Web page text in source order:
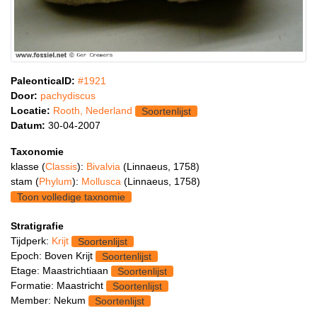
PaleonticaID: #1921
Door: pachydiscus
Locatie: Rooth, Nederland
Soortenlijst
Datum: 30-04-2007
Taxonomie
klasse (Classis): Bivalvia (Linnaeus, 1758)
stam (Phylum): Mollusca (Linnaeus, 1758)
Toon volledige taxnomie
Stratigrafie
Tijdperk: Krijt
Soortenlijst
Epoch: Boven Krijt
Soortenlijst
Etage: Maastrichtiaan
Soortenlijst
Formatie: Maastricht
Soortenlijst
Member: Nekum
Soortenlijst